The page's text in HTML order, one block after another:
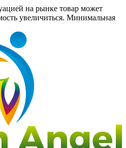
на рынке товар может
увеличиться. Минимальная